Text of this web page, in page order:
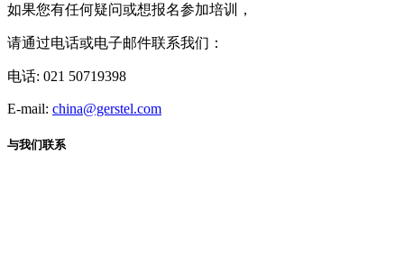
如果您有任何疑问或想报名参加培训，
请通过电话或电子邮件联系我们：
电话: 021 50719398
E-mail: china@gerstel.com
与我们联系